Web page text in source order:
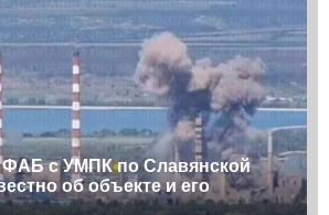
с УМПК по Славянской
об объекте и его